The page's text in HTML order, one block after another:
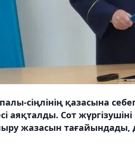
сіңлінің қазасына
аяқталды. Сот
жазасын тағайындады,